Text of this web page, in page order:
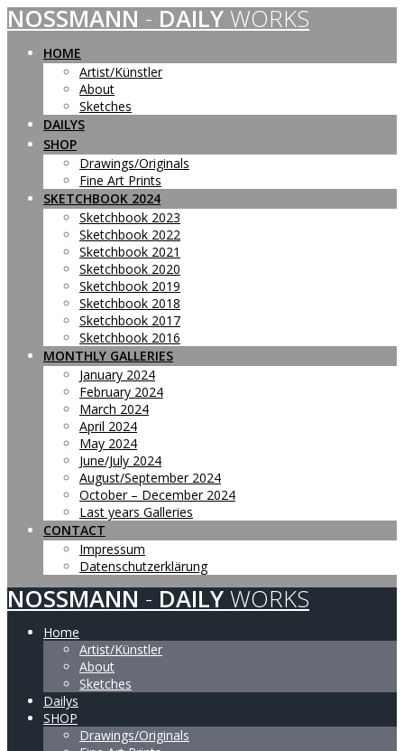
Skip
to
content
NOSSMANN - DAILY WORKS
HOME
Artist/Künstler
About
Sketches
DAILYS
SHOP
Drawings/Originals
Fine Art Prints
SKETCHBOOK 2024
Sketchbook 2023
Sketchbook 2022
Sketchbook 2021
Sketchbook 2020
Sketchbook 2019
Sketchbook 2018
Sketchbook 2017
Sketchbook 2016
MONTHLY GALLERIES
January 2024
February 2024
March 2024
April 2024
May 2024
June/July 2024
August/September 2024
October – December 2024
Last years Galleries
CONTACT
Impressum
Datenschutzerklärung
NOSSMANN - DAILY WORKS
Home
Artist/Künstler
About
Sketches
Dailys
SHOP
Drawings/Originals